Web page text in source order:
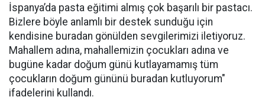
İspanya’da pasta eğitimi almış çok başarılı bir pastacı.
Bizlere böyle anlamlı bir destek sunduğu için
kendisine buradan gönülden sevgilerimizi iletiyoruz.
Mahallem adına, mahallemizin çocukları adına ve
bugüne kadar doğum günü kutlayamamış tüm
çocukların doğum gününü buradan kutluyorum"
ifadelerini kullandı.